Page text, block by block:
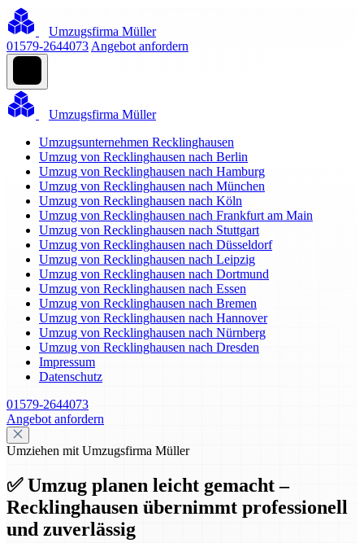
Umzugsfirma Müller
01579-2644073 Angebot anfordern
Umzugsfirma Müller
Umzugsunternehmen Recklinghausen
Umzug von Recklinghausen nach Berlin
Umzug von Recklinghausen nach Hamburg
Umzug von Recklinghausen nach München
Umzug von Recklinghausen nach Köln
Umzug von Recklinghausen nach Frankfurt am Main
Umzug von Recklinghausen nach Stuttgart
Umzug von Recklinghausen nach Düsseldorf
Umzug von Recklinghausen nach Leipzig
Umzug von Recklinghausen nach Dortmund
Umzug von Recklinghausen nach Essen
Umzug von Recklinghausen nach Bremen
Umzug von Recklinghausen nach Hannover
Umzug von Recklinghausen nach Nürnberg
Umzug von Recklinghausen nach Dresden
Impressum
Datenschutz
01579-2644073
Angebot anfordern
Umziehen mit Umzugsfirma Müller
✅ Umzug planen leicht gemacht –
Recklinghausen übernimmt professionell
und zuverlässig